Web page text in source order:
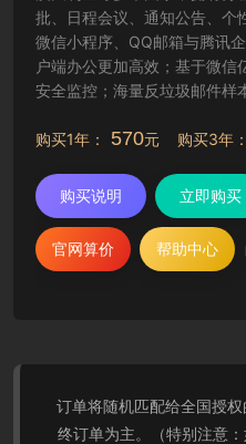
批、日程会议、通知公告、个
微信小程序、QQ邮箱与腾讯
户端办公更加高效；基于微
安全监控；海量反垃圾邮件样
购买1年：
570元 购买3年：
购买说明 立即购买
官网算价 帮助中心
订单将随机匹配给全国授
终订单为主。（特别注意